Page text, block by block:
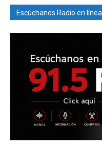
Escúchanos Radio en línea